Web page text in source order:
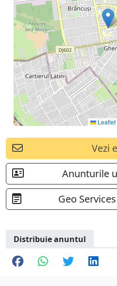
Leaflet
Vezi
Anunturile
Geo
Distribuie anuntul